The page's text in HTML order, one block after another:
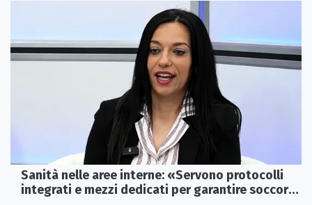
Sanità nelle aree interne: «Servono protocolli
integrati e mezzi dedicati per garantire soccorsi